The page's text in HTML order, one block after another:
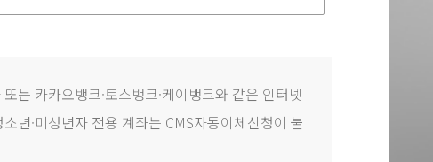
는 카카오뱅크·토스뱅크·케이뱅크와 같은 인터넷
년·미성년자 전용 계좌는 CMS자동이체신청이 불